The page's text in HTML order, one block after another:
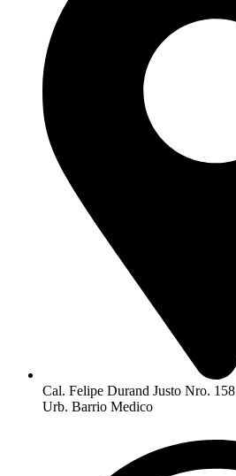
Cal. Felipe Durand Justo Nro. 158
Urb. Barrio Medico